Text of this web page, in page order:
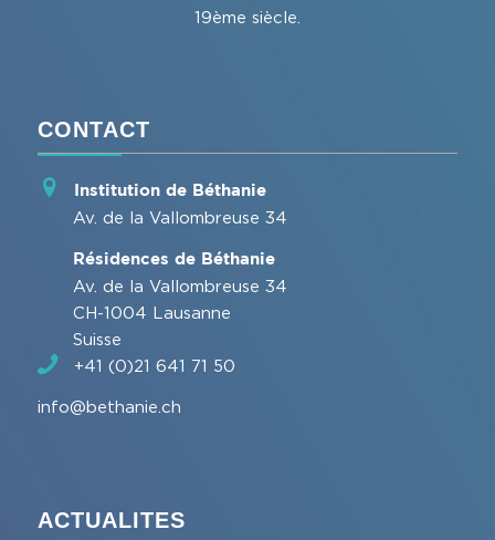
19ème siècle.
CONTACT
Institution de Béthanie
Av. de la Vallombreuse 34
Résidences de Béthanie
Av. de la Vallombreuse 34
CH-1004 Lausanne
Suisse
+41 (0)21 641 71 50
info@bethanie.ch
ACTUALITES